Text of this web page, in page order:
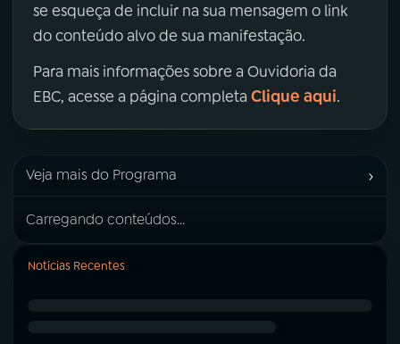
se esqueça de incluir na sua mensagem o link
do conteúdo alvo de sua manifestação.
Para mais informações sobre a Ouvidoria da
EBC, acesse a página completa Clique aqui.
Veja mais do Programa ›
Carregando conteúdos...
Notícias Recentes